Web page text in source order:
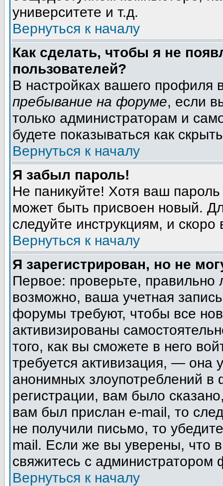
университете и т.д.
Вернуться к началу
Как сделать, чтобы я не
пользователей?
В настройках вашего
пребывание на форуме, если
только администраторам и
будете показываться как
Вернуться к началу
Я забыл пароль!
Не паникуйте! Хотя ваш
может быть присвоен новый.
следуйте инструкциям, и
Вернуться к началу
Я зарегистрирован, но не
Первое: проверьте,
возможно, ваша учетная
форумы требуют, чтобы все
активизированы
того, как вы сможете в него
требуется активизация, — она
анонимных злоупотреблений
регистрации, вам было
вам был прислан e-mail, то
не получили письмо, то
mail. Если же вы уверены, что
свяжитесь с администратором
Вернуться к началу